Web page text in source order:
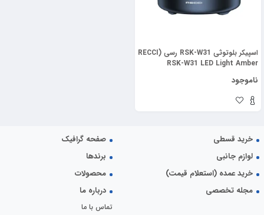
اسپیکر بلوتوثی RSK-W31 رسی (RECCI
RSK-W31 LED Light Amber
ناموجود
خرید قسطی
صفحه گرافیک
لوازم جانبی
برندها
خرید عمده (استعلام قیمت)
محصولات
مجله تخصصی
درباره ما
تماس با ما